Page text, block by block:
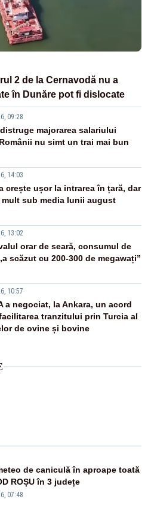
2 de la Cernavodă nu a
în Dunăre pot fi dislocate
09:28
majorarea salariului
nu simt un trai mai bun
14:03
crește ușor la intrarea în țară, dar
mult sub media lunii august
13:02
orar de seară, consumul de
scăzut cu 200-300 de megawați”
10:57
a negociat, la Ankara, un acord
tranzitului prin Turcia al
de ovine și bovine
de caniculă în aproape toată
ROȘU în 3 județe
07:48